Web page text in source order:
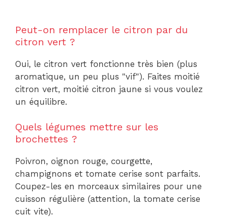
Peut-on remplacer le citron par du
citron vert ?
Oui, le citron vert fonctionne très bien (plus
aromatique, un peu plus "vif"). Faites moitié
citron vert, moitié citron jaune si vous voulez
un équilibre.
Quels légumes mettre sur les
brochettes ?
Poivron, oignon rouge, courgette,
champignons et tomate cerise sont parfaits.
Coupez-les en morceaux similaires pour une
cuisson régulière (attention, la tomate cerise
cuit vite).